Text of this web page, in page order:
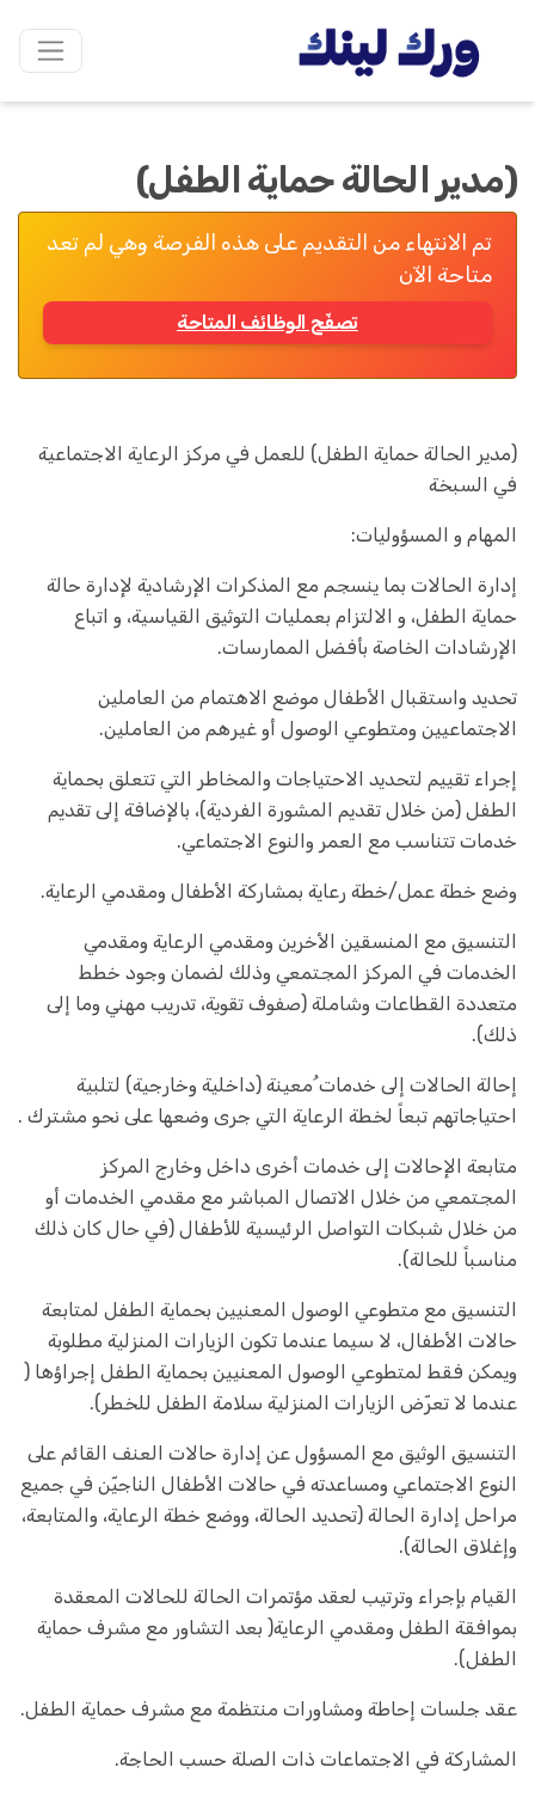
(مدير الحالة حماية الطفل)
تم الانتهاء من التقديم على هذه الفرصة وهي لم تعد
متاحة الآن
تصفّح الوظائف المتاحة
(مدير الحالة حماية الطفل) للعمل في مركز الرعاية الاجتماعية
في السبخة
المهام و المسؤوليات:
إدارة الحالات بما ينسجم مع المذكرات الإرشادية لإدارة حالة
حماية الطفل، و الالتزام بعمليات التوثيق القياسية، و اتباع
الإرشادات الخاصة بأفضل الممارسات.
تحديد واستقبال الأطفال موضع الاهتمام من العاملين
الاجتماعيين ومتطوعي الوصول أو غيرهم من العاملين.
إجراء تقييم لتحديد الاحتياجات والمخاطر التي تتعلق بحماية
الطفل (من خلال تقديم المشورة الفردية)، بالإضافة إلى تقديم
خدمات تتناسب مع العمر والنوع الاجتماعي.
وضع خطة عمل/خطة رعاية بمشاركة الأطفال ومقدمي الرعاية.
التنسيق مع المنسقين الأخرين ومقدمي الرعاية ومقدمي
الخدمات في المركز المجتمعي وذلك لضمان وجود خطط
متعددة القطاعات وشاملة (صفوف تقوية، تدريب مهني وما إلى
ذلك).
إحالة الحالات إلى خدمات ُمعينة (داخلية وخارجية) لتلبية
احتياجاتهم تبعاً لخطة الرعاية التي جرى وضعها على نحو مشترك .
متابعة الإحالات إلى خدمات أخرى داخل وخارج المركز
المجتمعي من خلال الاتصال المباشر مع مقدمي الخدمات أو
من خلال شبكات التواصل الرئيسية للأطفال (في حال كان ذلك
مناسباً للحالة).
التنسيق مع متطوعي الوصول المعنيين بحماية الطفل لمتابعة
حالات الأطفال، لا سيما عندما تكون الزيارات المنزلية مطلوبة
ويمكن فقط لمتطوعي الوصول المعنيين بحماية الطفل إجراؤها (
عندما لا تعرّض الزيارات المنزلية سلامة الطفل للخطر).
التنسيق الوثيق مع المسؤول عن إدارة حالات العنف القائم على
النوع الاجتماعي ومساعدته في حالات الأطفال الناجيّن في جميع
مراحل إدارة الحالة (تحديد الحالة، ووضع خطة الرعاية، والمتابعة،
وإغلاق الحالة).
القيام بإجراء وترتيب لعقد مؤتمرات الحالة للحالات المعقدة
بموافقة الطفل ومقدمي الرعاية( بعد التشاور مع مشرف حماية
الطفل).
عقد جلسات إحاطة ومشاورات منتظمة مع مشرف حماية الطفل.
المشاركة في الاجتماعات ذات الصلة حسب الحاجة.